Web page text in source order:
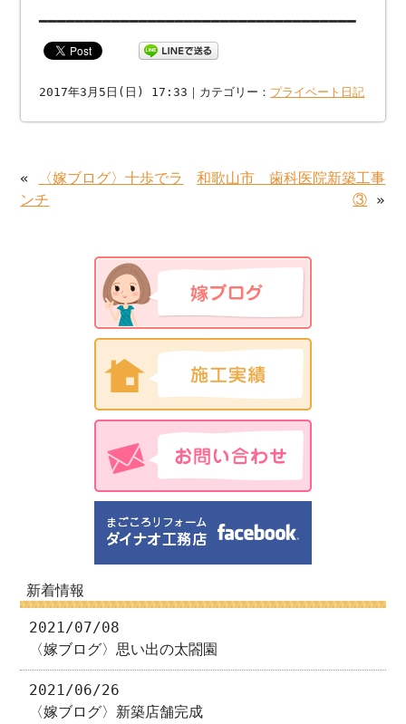
━━━━━━━━━━━━━━━━━━━━━━━━━━━━━━━━━━━
2017年3月5日(日) 17:33｜カテゴリー： プライベート日記
«
〈嫁ブログ〉十歩でラ
ンチ
和歌山市 歯科医院新築工事
③ »
新着情報
2021/07/08
〈嫁ブログ〉思い出の太閤園
2021/06/26
〈嫁ブログ〉新築店舗完成